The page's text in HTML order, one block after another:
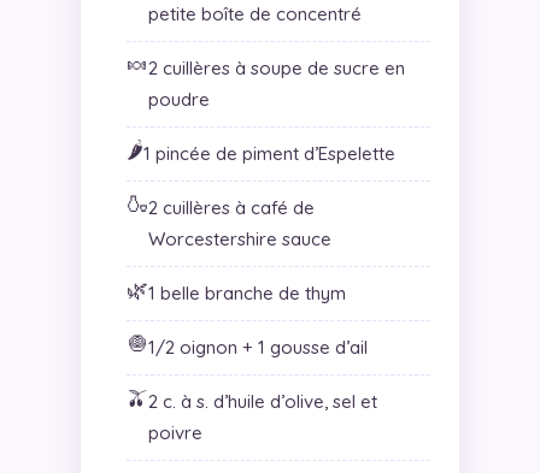
petite boîte de concentré
🍬2 cuillères à soupe de sucre en
poudre
🌶️1 pincée de piment d’Espelette
🍶2 cuillères à café de
Worcestershire sauce
🌿1 belle branche de thym
🧅1/2 oignon + 1 gousse d’ail
🫒2 c. à s. d’huile d’olive, sel et
poivre